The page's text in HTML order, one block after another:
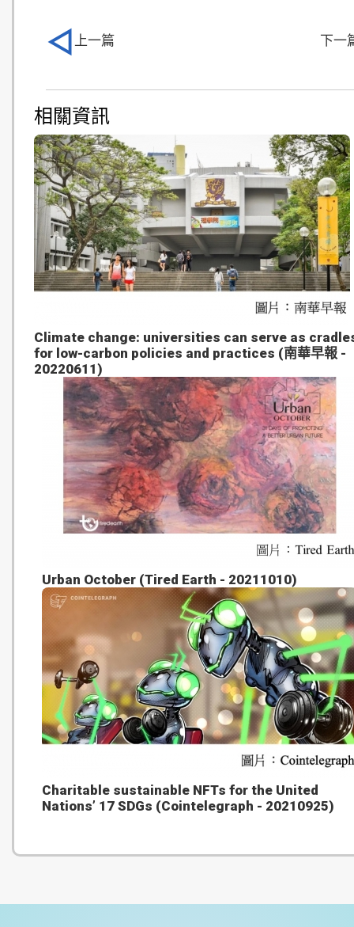
相關資訊
Climate change: universities can serve as
for low-carbon policies and practices (南華早報 -
20220611)
Urban October (Tired Earth - 20211010)
Charitable sustainable NFTs for the United
Nations’ 17 SDGs (Cointelegraph - 20210925)
上一篇 下一